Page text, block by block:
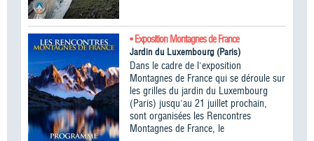
• Exposition Montagnes de France
Jardin du Luxembourg (Paris)
Dans le cadre de l'exposition
Montagnes de France qui se déroule sur
les grilles du jardin du Luxembourg
(Paris) jusqu'au 21 juillet prochain,
sont organisées les Rencontres
Montagnes de France, le